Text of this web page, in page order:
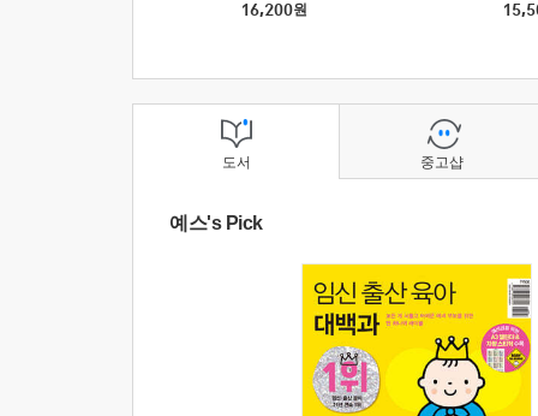
16,200원
도서
예스's Pick
중고샵